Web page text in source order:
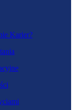
Karier?